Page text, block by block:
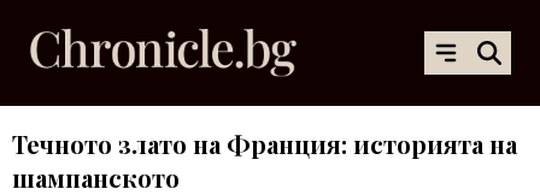
Течното злато на Франция: историята на
шампанското